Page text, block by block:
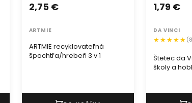
ARTMIE recyklovateľná
špachtľa/hrebeň 3 v 1
2,75 €
ARTMIE
Štetec da
školy a
1,79 €
DA VINCI